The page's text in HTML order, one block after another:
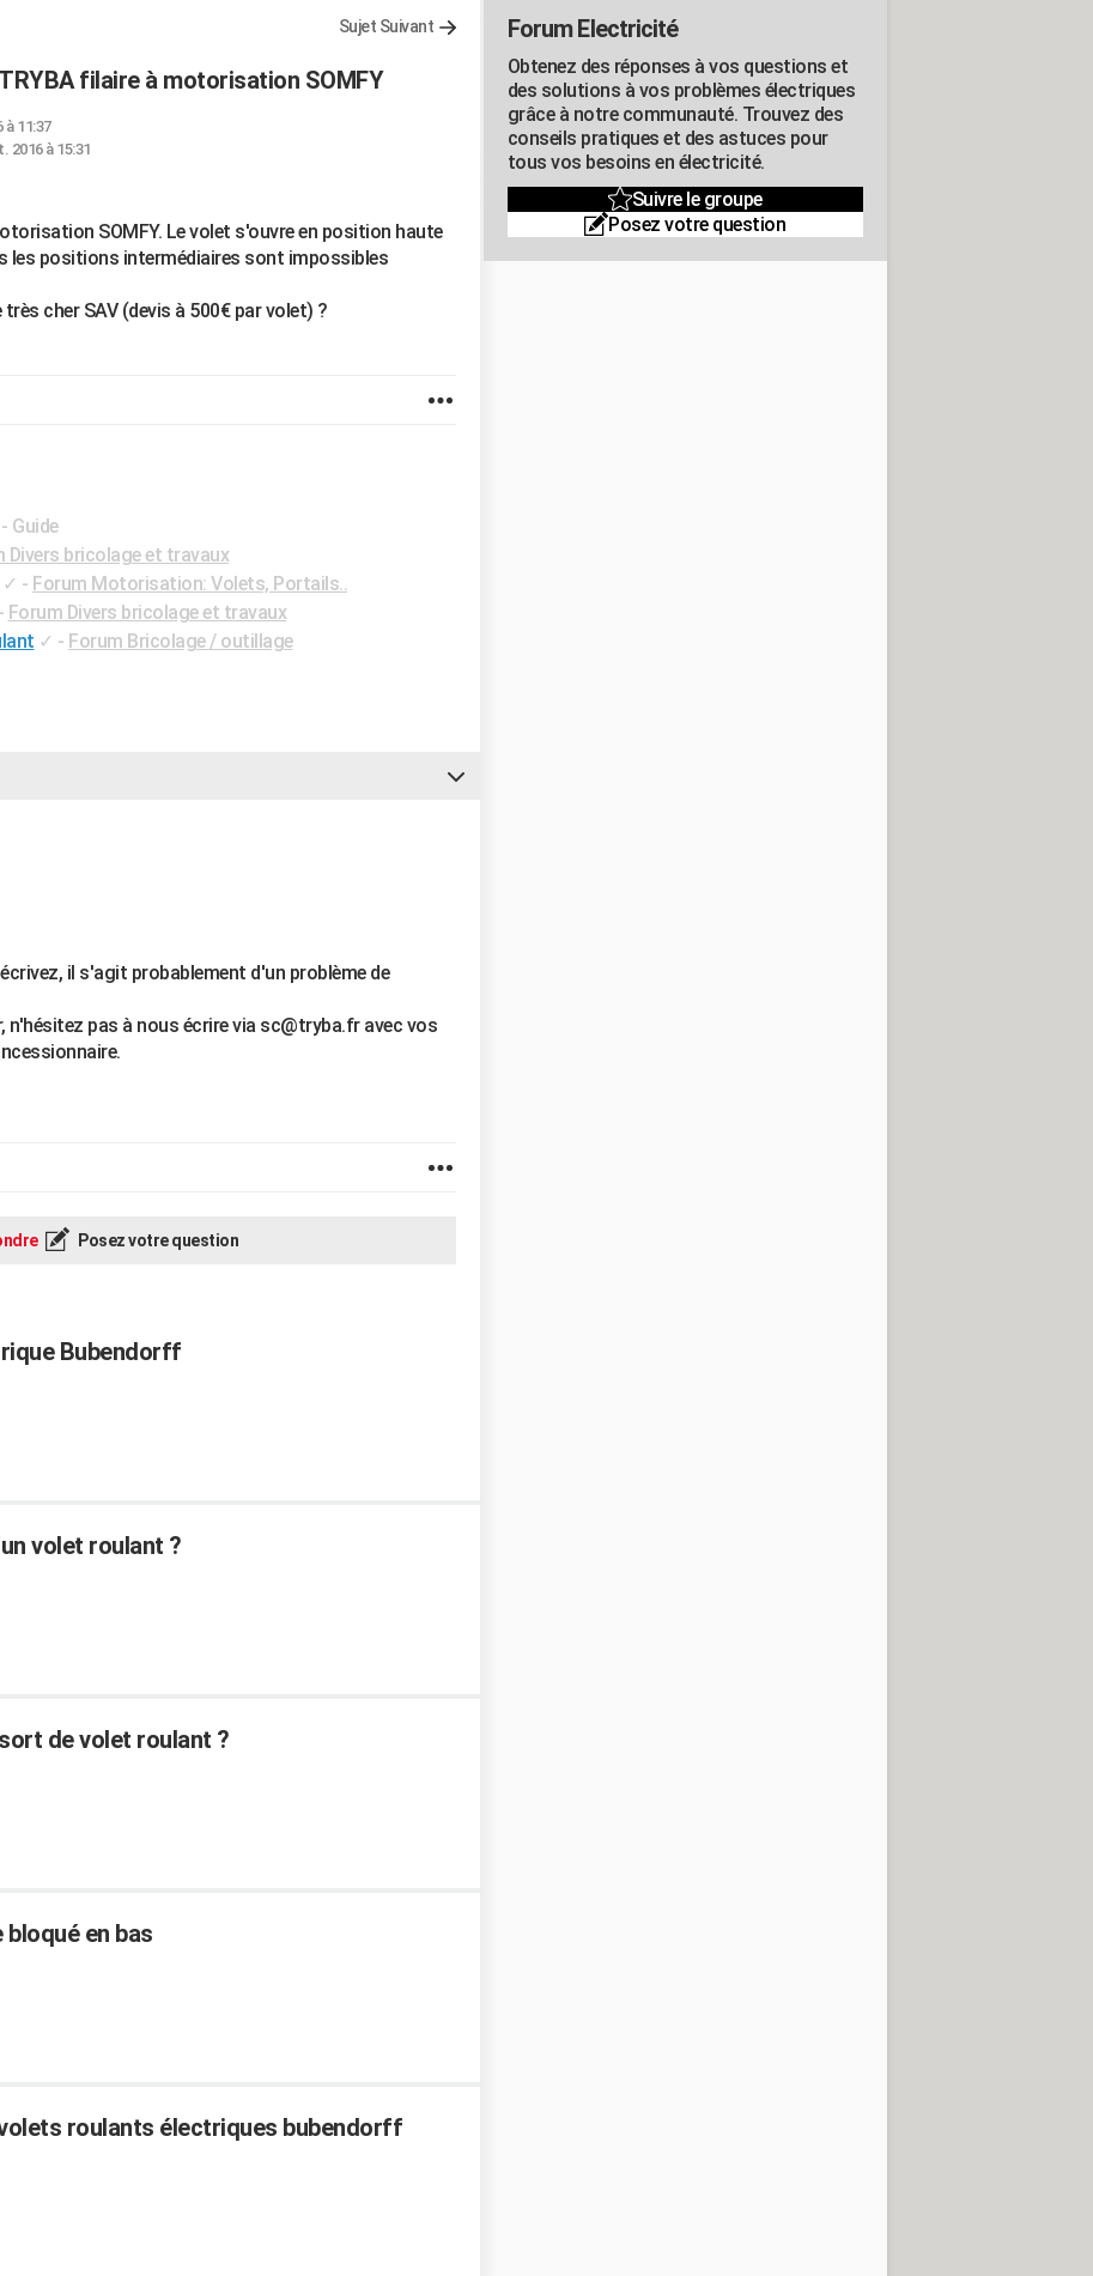
Sujet Suivant
filaire à motorisation SOMFY
11:37
2016 à 15:31
SOMFY. Le volet s'ouvre en position haute
les positions intermédiaires sont impossibles
cher SAV (devis à 500€ par volet) ?
- Guide
Divers bricolage et travaux
✓ - Forum Motorisation: Volets, Portails..
- Forum Divers bricolage et travaux
✓ - Forum Bricolage / outillage
il s'agit probablement d'un problème de
pas à nous écrire via sc@tryba.fr avec vos
Posez votre question
Bubendorff
volet roulant ?
de volet roulant ?
bloqué en bas
roulants électriques bubendorff
Forum Electricité
Obtenez des réponses à vos questions et
des solutions à vos problèmes électriques
grâce à notre communauté. Trouvez des
conseils pratiques et des astuces pour
tous vos besoins en électricité.
Suivre le groupe
Posez votre question